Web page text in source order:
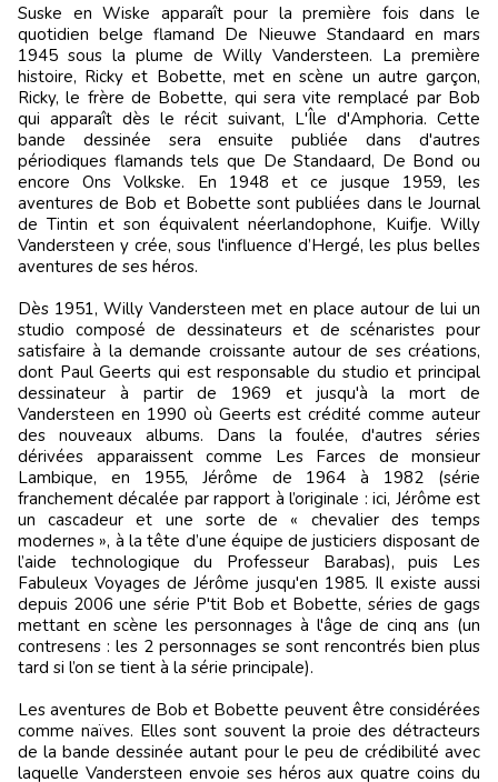
Suske en Wiske apparaît pour la première fois dans le
quotidien belge flamand De Nieuwe Standaard en mars
1945 sous la plume de Willy Vandersteen. La première
histoire, Ricky et Bobette, met en scène un autre garçon,
Ricky, le frère de Bobette, qui sera vite remplacé par Bob
qui apparaît dès le récit suivant, L'Île d'Amphoria. Cette
bande dessinée sera ensuite publiée dans d'autres
périodiques flamands tels que De Standaard, De Bond ou
encore Ons Volkske. En 1948 et ce jusque 1959, les
aventures de Bob et Bobette sont publiées dans le Journal
de Tintin et son équivalent néerlandophone, Kuifje. Willy
Vandersteen y crée, sous l'influence d’Hergé, les plus belles
aventures de ses héros.
Dès 1951, Willy Vandersteen met en place autour de lui un
studio composé de dessinateurs et de scénaristes pour
satisfaire à la demande croissante autour de ses créations,
dont Paul Geerts qui est responsable du studio et principal
dessinateur à partir de 1969 et jusqu'à la mort de
Vandersteen en 1990 où Geerts est crédité comme auteur
des nouveaux albums. Dans la foulée, d'autres séries
dérivées apparaissent comme Les Farces de monsieur
Lambique, en 1955, Jérôme de 1964 à 1982 (série
franchement décalée par rapport à l’originale : ici, Jérôme est
un cascadeur et une sorte de « chevalier des temps
modernes », à la tête d’une équipe de justiciers disposant de
l’aide technologique du Professeur Barabas), puis Les
Fabuleux Voyages de Jérôme jusqu'en 1985. Il existe aussi
depuis 2006 une série P'tit Bob et Bobette, séries de gags
mettant en scène les personnages à l'âge de cinq ans (un
contresens : les 2 personnages se sont rencontrés bien plus
tard si l’on se tient à la série principale).
Les aventures de Bob et Bobette peuvent être considérées
comme naïves. Elles sont souvent la proie des détracteurs
de la bande dessinée autant pour le peu de crédibilité avec
laquelle Vandersteen envoie ses héros aux quatre coins du